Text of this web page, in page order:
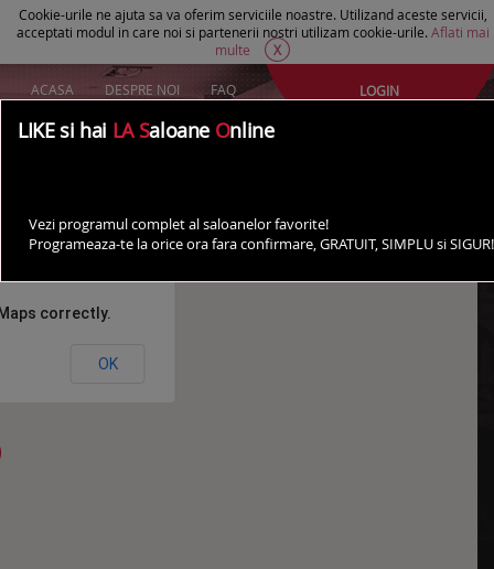
Cookie-urile ne ajuta sa va oferim serviciile noastre. Utilizand aceste servicii,
acceptati modul in care noi si partenerii nostri utilizam cookie-urile. Aflati mai
multe
X
ACASA DESPRE NOI FAQ
AI UN SALON?
LOGIN
correctly.
OK
LIKE si hai LA Saloane Online
Vezi programul complet al saloanelor favorite!
Programeaza-te la orice ora fara confirmare, GRATUIT, SIMPLU si SIGUR!